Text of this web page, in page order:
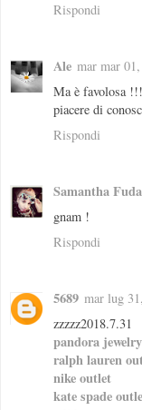
Rispondi
Ale mar mar
Ma è favolosa !!!
piacere di
Rispondi
Samantha Fuda
gnam !
Rispondi
5689 mar lug
zzzzz2018.7.31
pandora jewelry
ralph lauren
nike outlet
kate spade